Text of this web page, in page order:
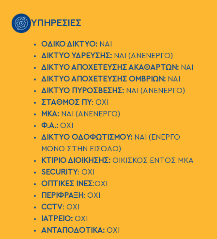
ΕΙΚΟΝΑΥΠΗΡΕΣΙΕΣ
ΟΔΙΚΟ ΔΙΚΤΥΟ: ΝΑΙ
ΔΙΚΤΥΟ ΥΔΡΕΥΣΗΣ:ΝΑΙ (ΑΝΕΝΕΡΓΟ)
ΔΙΚΤΥΟ ΑΠΟΧΕΤΕΥΣΗΣ ΑΚΑΘΑΡΤΩΝ:ΝΑΙ
ΔΙΚΤΥΟ ΑΠΟΧΕΤΕΥΣΗΣ ΟΜΒΡΙΩΝ:ΝΑΙ
ΔΙΚΤΥΟ ΠΥΡΟΣΒΕΣΗΣ:ΝΑΙ (ΑΝΕΝΕΡΓΟ)
ΣΤΑΘΜΟΣ ΠΥ: ΟΧΙ
ΜΚΑ:ΝΑΙ (ΑΝΕΝΕΡΓΟ)
Φ.Α.:ΟΧΙ
ΔΙΚΤΥΟ ΟΔΟΦΩΤΙΣΜΟΥ:ΝΑΙ (ΕΝΕΡΓΟ
ΜΟΝΟ ΣΤΗΝ ΕΙΣΟΔΟ)
ΚΤΙΡΙΟ ΔΙΟΙΚΗΣΗΣ:ΟΙΚΙΣΚΟΣ ΕΝΤΟΣ ΜΚΑ
SECURITY: ΟΧΙ
ΟΠΤΙΚΕΣ ΙΝΕΣ:ΟΧΙ
ΠΕΡΙΦΡΑΞΗ: ΟΧΙ
CCTV: ΟΧΙ
ΙΑΤΡΕΙΟ:ΟΧΙ
ΑΝΤΑΠΟΔΟΤΙΚΑ:ΟΧΙ